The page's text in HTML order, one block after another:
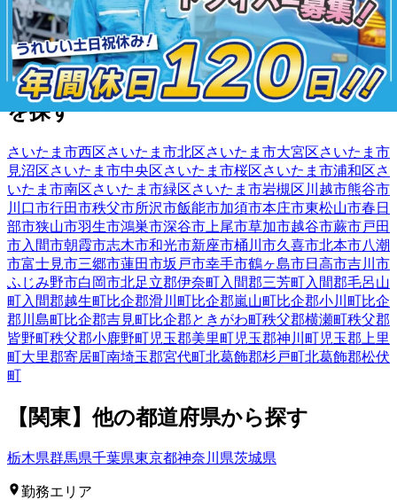
130
埼玉県内の市区町村のドライバー求人
を探す
さいたま市西区さいたま市北区さいたま市大宮区さいたま市
見沼区さいたま市中央区さいたま市桜区さいたま市浦和区さ
いたま市南区さいたま市緑区さいたま市岩槻区 川越市熊谷市
川口市行田市秩父市所沢市飯能市加須市本庄市東松山市春日
部市狭山市羽生市鴻巣市深谷市 上尾市草加市越谷市蕨市戸田
市入間市朝霞市志木市和光市新座市桶川市久喜市北本市八潮
市富士見市三郷市蓮田市坂戸市幸手市鶴ヶ島市日高市吉川市
ふじみ野市白岡市北足立郡伊奈町入間郡三芳町入間郡毛呂山
町入間郡越生町比企郡滑川町比企郡嵐山町比企郡小川町比企
郡川島町比企郡吉見町比企郡ときがわ町秩父郡横瀬町秩父郡
皆野町秩父郡小鹿野町児玉郡美里町児玉郡神川町児玉郡上里
町大里郡寄居町南埼玉郡宮代町北葛飾郡杉戸町北葛飾郡松伏
町
【 関東】他の都道府県から探す
栃木県群馬県千葉県東京都神奈川県茨城県
勤務エリア